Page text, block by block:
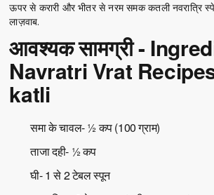
ऊपर से करारी और भीतर से नरम समक कतली नवरात्रि
लाज़वाब.
आवश्यक सामग्री -
Navratri Vrat
katli
समा के चावल- ½ कप (100 ग्राम)
ताजा दही- ½ कप
घी- 1 से 2 टेबल स्पून